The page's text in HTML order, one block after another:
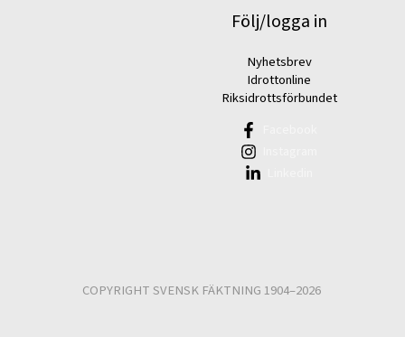
Följ/logga in
Nyhetsbrev
Idrottonline
Riksidrottsförbundet
COPYRIGHT SVENSK FÄKTNING 1904–2026